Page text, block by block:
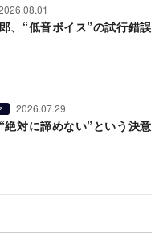
、“低音ボイス”の試行錯誤
2026.07.29
絶対に諦めない”という決意